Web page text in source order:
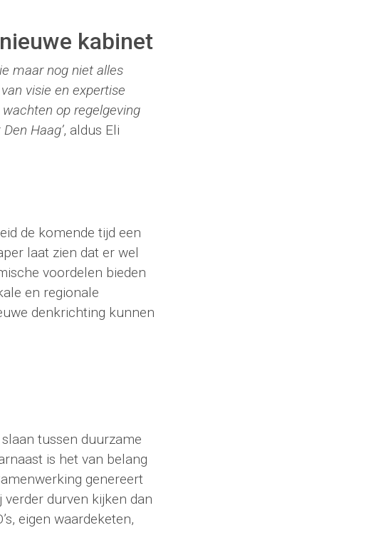
kabinet
maar nog niet alles
visie en expertise
op regelgeving
Haag’, aldus Eli
de komende tijd een
laat zien dat er wel
voordelen bieden
en regionale
denkrichting kunnen
tussen duurzame
is het van belang
genereert
durven kijken dan
eigen waardeketen,